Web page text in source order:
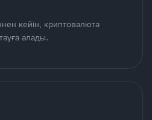
кейін, криптовалюта
алады.